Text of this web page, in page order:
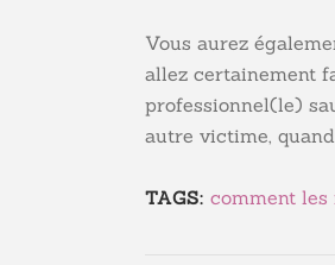
Vous aurez
allez certainement
professionnel(le)
autre victime,
TAGS: comment